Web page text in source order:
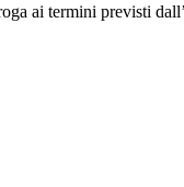
ai termini previsti